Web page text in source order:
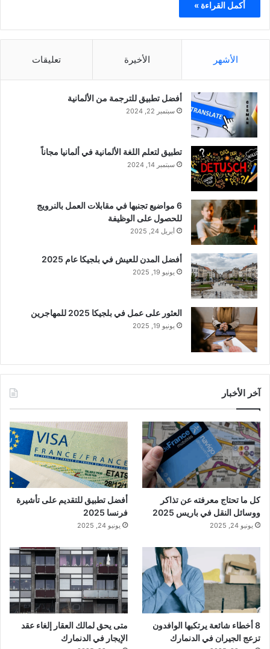
أكمل القراءة »
الأشهر الأخيرة تعليقات
أفضل تطبيق للترجمة من الألمانية
سبتمبر 22, 2024
تطبيق لتعلم اللغة الألمانية في ألمانيا مجاناً
سبتمبر 14, 2024
6 مواضيع تجنبها في مقابلات العمل بالنرويج
للحصول على الوظيفة
أبريل 24, 2025
أفضل المدن للعيش في بلجيكا عام 2025
يونيو 19, 2025
العثور على عمل في بلجيكا 2025 للمهاجرين
يونيو 19, 2025
آخر الأخبار
كل ما تحتاج معرفته عن تذاكر
ووسائل النقل في باريس 2025
يونيو 24, 2025
أفضل تطبيق للتقديم على تأشيرة
فرنسا 2025
يونيو 24, 2025
8 أخطاء شائعة يرتكبها الوافدون
تزعج الجيران في الدنمارك
متى يحق لمالك العقار إلغاء عقد
الإيجار في الدنمارك